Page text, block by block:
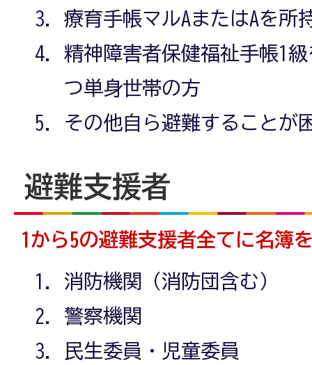
療育手帳マルAまたはAを所
精神障害者保健福祉手帳1
つ単身世帯の方
その他自ら避難することが
避難支援者
1から5の避難支援者全てに名簿
消防機関（消防団含む）
警察機関
民生委員・児童委員